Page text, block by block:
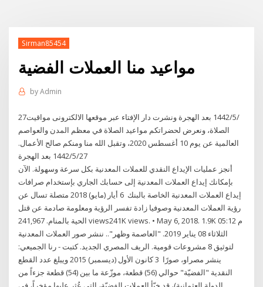
Sirman85454
مواعيد منا العملات الفضية
byAdmin
27‏‏/5‏‏/1442 بعد الهجرة ونشرت دار الإفتاء عبر موقعها الالكترونى مواقيت
الصلاة، ونعرض لحضراتكم مواعيد الصلاة في معظم المدن والعواصم
العالمية عن يوم 10 أغسطس 2020، وتقبل الله منا ومنكم صالح الأعمال.
27‏‏/5‏‏/1442 بعد الهجرة
أنجز عمليات الإيداع النقدي للعملات المعدنية بكل سرعة وسهولة. الآن
بإمكانك إيداع العملات المعدنية إلى حسابك الجاري بإستخدام صرافات
إيداع العملات المعدنية الخاصة بالبنك 6 أيار (مايو) 2018 متصلة تسال عن
رؤية العملات المعدنية وصوفيا زادة تفسر الرؤية ومعلومة صادمة عن قتل
الحية بالمنام. 241,967 views241K views. • May 6, 2018. 1.9K 05:12 م
الثلاثاء 08 يناير 2019. "العاصمة وظهر".. ننشر صور العملات المعدنية
لتوثيق 8 مشروعات قومية. الريف المصري الجديد. كتبت - رنا الجميعي:
ينشر مصراو، صورًا 3 كانون الأول (ديسمبر) 2015 ويبلغ عدد القطع
النقدية "الفضيّة" حوالي (56) قطعة، موزّعة ما بين (54) قطعة جزءاً من